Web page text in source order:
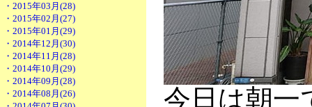
・2015年03月(28)
・2015年02月(27)
・2015年01月(29)
・2014年12月(30)
・2014年11月(28)
・2014年10月(29)
・2014年09月(28)
・2014年08月(26)
今日は朝一